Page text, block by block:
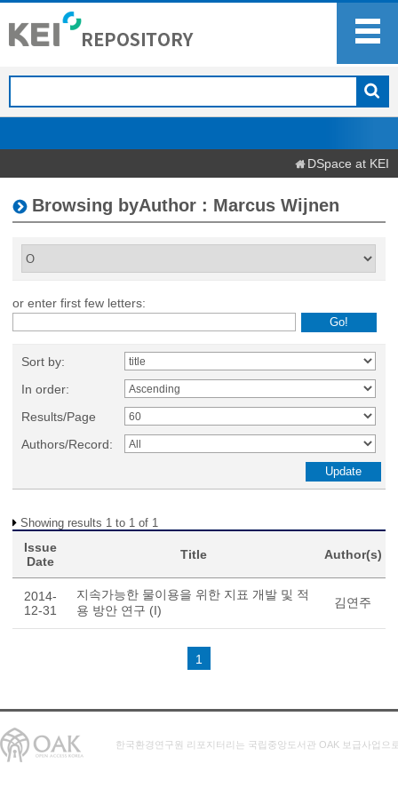
DSpace at KEI
Browsing byAuthor : Marcus Wijnen
or enter first few letters:
Sort by:
In order:
Results/Page
Authors/Record:
Showing results 1 to 1 of 1
Issue
Date
Title Author(s)
2014-
12-31
지속가능한 물이용을 위한 지표 개발 및 적
용 방안 연구 (I)
김연주
1
한국환경연구원 리포지터리는 국립중앙도서관 OAK 보급사업